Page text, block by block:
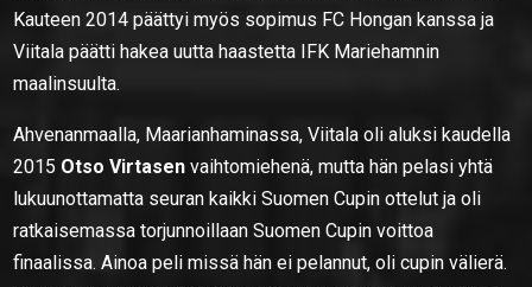
Kauteen 2014 päättyi myös sopimus FC Hongan kanssa ja
Viitala päätti hakea uutta haastetta IFK Mariehamnin
maalinsuulta.
Ahvenanmaalla, Maarianhaminassa, Viitala oli aluksi kaudella
2015 Otso Virtasen vaihtomiehenä, mutta hän pelasi yhtä
lukuunottamatta seuran kaikki Suomen Cupin ottelut ja oli
ratkaisemassa torjunnoillaan Suomen Cupin voittoa
finaalissa. Ainoa peli missä hän ei pelannut, oli cupin välierä.